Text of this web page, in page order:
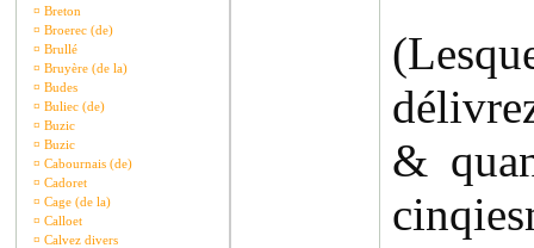
¤ Breton
¤ Broerec (de)
¤ Brullé
¤ Bruyère (de la)
¤ Budes
¤ Buliec (de)
¤ Buzic
¤ Buzic
¤ Cabournais (de)
¤ Cadoret
¤ Cage (de la)
¤ Calloet
¤ Calvez divers
&